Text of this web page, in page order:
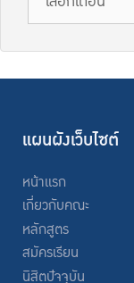
แผนผังเว็บไซต์
หน้าแรก
เกี่ยวกับคณะ
หลักสูตร
สมัครเรียน
นิสิตปัจจุบัน